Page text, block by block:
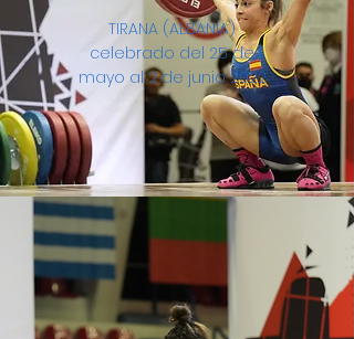
TIRANA (ALBANIA)
celebrado del 25 de
mayo al 2 de junio 2022